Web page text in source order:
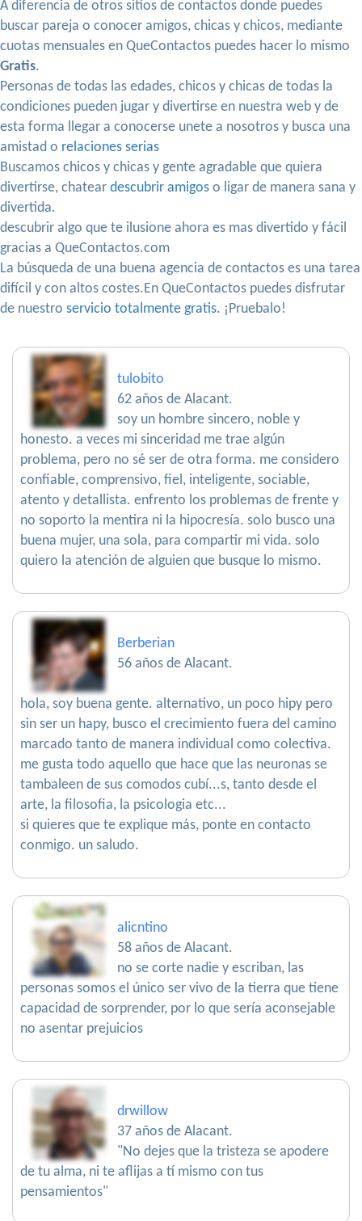
A diferencia de otros sitios de contactos donde puedes
buscar pareja o conocer amigos, chicas y chicos, mediante
cuotas mensuales en QueContactos puedes hacer lo mismo
Gratis.
Personas de todas las edades, chicos y chicas de todas la
condiciones pueden jugar y divertirse en nuestra web y de
esta forma llegar a conocerse unete a nosotros y busca una
amistad o relaciones serias
Buscamos chicos y chicas y gente agradable que quiera
divertirse, chatear descubrir amigos o ligar de manera sana y
divertida.
descubrir algo que te ilusione ahora es mas divertido y fácil
gracias a QueContactos.com
La búsqueda de una buena agencia de contactos es una tarea
difícil y con altos costes.En QueContactos puedes disfrutar
de nuestro servicio totalmente gratis. ¡Pruebalo!
tulobito
62 años de Alacant.
soy un hombre sincero, noble y
honesto. a veces mi sinceridad me trae algún
problema, pero no sé ser de otra forma. me considero
confiable, comprensivo, fiel, inteligente, sociable,
atento y detallista. enfrento los problemas de frente y
no soporto la mentira ni la hipocresía. solo busco una
buena mujer, una sola, para compartir mi vida. solo
quiero la atención de alguien que busque lo mismo.
Berberian
56 años de Alacant.
hola, soy buena gente. alternativo, un poco hipy pero
sin ser un hapy, busco el crecimiento fuera del camino
marcado tanto de manera individual como colectiva.
me gusta todo aquello que hace que las neuronas se
tambaleen de sus comodos cubí...s, tanto desde el
arte, la filosofia, la psicologia etc...
si quieres que te explique más, ponte en contacto
conmigo. un saludo.
alicntino
58 años de Alacant.
no se corte nadie y escriban, las
personas somos el único ser vivo de la tierra que tiene
capacidad de sorprender, por lo que sería aconsejable
no asentar prejuicios
drwillow
37 años de Alacant.
"No dejes que la tristeza se apodere
de tu alma, ni te aflijas a tí mismo con tus
pensamientos"